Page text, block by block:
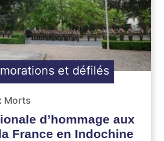
et défilés
Morts
d’hommage aux
France en Indochine